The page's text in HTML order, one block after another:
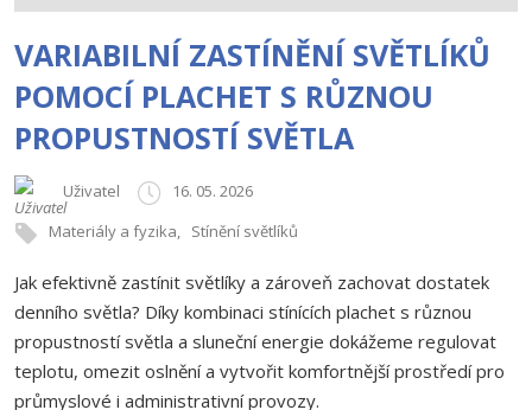
VARIABILNÍ ZASTÍNĚNÍ SVĚTLÍKŮ
POMOCÍ PLACHET S RŮZNOU
PROPUSTNOSTÍ SVĚTLA
Uživatel
16. 05. 2026
Materiály a fyzika
Stínění světlíků
Jak efektivně zastínit světlíky a zároveň zachovat dostatek
denního světla? Díky kombinaci stínících plachet s různou
propustností světla a sluneční energie dokážeme regulovat
teplotu, omezit oslnění a vytvořit komfortnější prostředí pro
průmyslové i administrativní provozy.